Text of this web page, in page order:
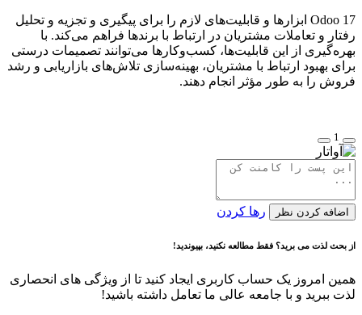
Odoo 17 ابزارها و قابلیت‌های لازم را برای پیگیری و تجزیه و تحلیل
رفتار و تعاملات مشتریان در ارتباط با برندها فراهم می‌کند. با
بهره‌گیری از این قابلیت‌ها، کسب‌وکارها می‌توانند تصمیمات درستی
برای بهبود ارتباط با مشتریان، بهینه‌سازی تلاش‌های بازاریابی و رشد
فروش را به طور مؤثر انجام دهند.
1
اضافه کردن نظر رها کردن
از بحث لذت می برید؟ فقط مطالعه نکنید، بپیوندید!
همین امروز یک حساب کاربری ایجاد کنید تا از ویژگی های انحصاری
لذت ببرید و با جامعه عالی ما تعامل داشته باشید!